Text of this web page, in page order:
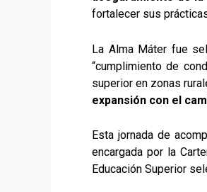
fortalecer sus
La Alma Máter fue
“cumplimiento de
superior en zonas
expansión con el
Esta jornada de
encargada por la
Educación Superior